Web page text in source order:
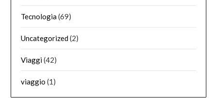
Tecnologia(69)
Uncategorized(2)
Viaggi(42)
viaggio (1)